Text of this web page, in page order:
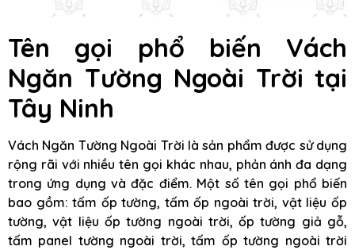
Tên gọi phổ biến Vách
Ngăn Tường Ngoài Trời tại
Tây Ninh
Vách Ngăn Tường Ngoài Trời là sản phẩm được sử dụng
rộng rãi với nhiều tên gọi khác nhau, phản ánh đa dạng
trong ứng dụng và đặc điểm. Một số tên gọi phổ biến
bao gồm: tấm ốp tường, tấm ốp ngoài trời, vật liệu ốp
tường, vật liệu ốp tường ngoài trời, ốp tường giả gỗ,
tấm panel tường ngoài trời, tấm ốp tường ngoài trời